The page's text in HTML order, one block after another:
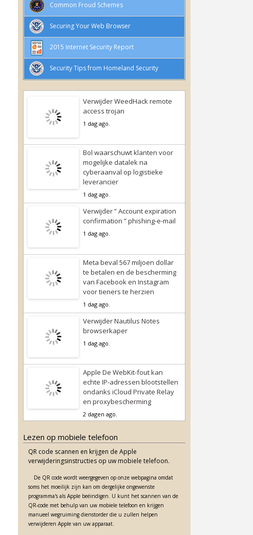
Common Froud Schemes
Securing Your Web Browser
2015 Internet Security Report
Security Tips from Homeland Security
Verwijder WeedHack remote
access trojan
1 dag ago.
Bol waarschuwt klanten voor
mogelijke datalek na
cyberaanval op logistieke
leverancier
1 dag ago.
Verwijder ” Account expiration
confirmation ” phishing-e-mail
1 dag ago.
Meta beval 567 miljoen dollar
te betalen en de bescherming
van Facebook en Instagram
voor tieners te herzien
1 dag ago.
Verwijder Nautilus Notes
browserkaper
1 dag ago.
Apple De WebKit-fout kan
echte IP-adressen blootstellen
ondanks iCloud Private Relay
en proxybescherming
2 dagen ago.
Lezen op mobiele telefoon
QR code scannen en krijgen de Apple
verwijderingsinstructies op uw mobiele telefoon.
De QR code wordt weergegeven op onze webpagina omdat
soms het moeilijk zijn kan om dergelijke ongewenste
programma's als Apple beëindigen. U kunt het scannen van de
QR-code met behulp van uw mobiele telefoon en krijgen
manueel wegruiming dienstorder die u zullen helpen
verwijderen Apple van uw apparaat.